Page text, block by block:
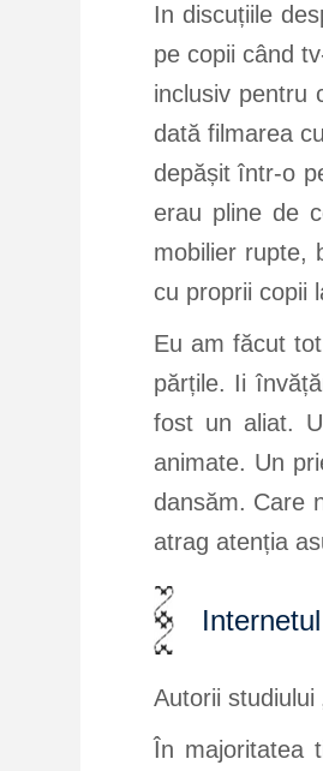
In discuțiile
pe copii când
inclusiv pentru
dată filmarea
depășit într-o
erau pline de
mobilier rupte,
cu proprii copii
Eu am făcut
părțile. Ii
fost un aliat.
animate. Un
dansăm. Care
atrag atenția
Autorii
În majoritatea